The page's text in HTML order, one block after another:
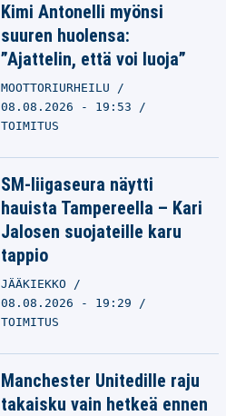
Kimi Antonelli myönsi
suuren huolensa:
”Ajattelin, että voi luoja”
MOOTTORIURHEILU
08.08.2026 - 19:53
TOIMITUS
SM-liigaseura näytti
hauista Tampereella – Kari
Jalosen suojateille karu
tappio
JÄÄKIEKKO
08.08.2026 - 19:29
TOIMITUS
Manchester Unitedille raju
takaisku vain hetkeä ennen